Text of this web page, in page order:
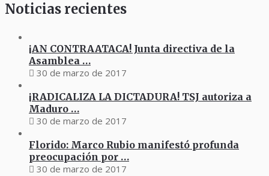
Noticias recientes
¡AN CONTRAATACA! Junta directiva de la
Asamblea …
30 de marzo de 2017
¡RADICALIZA LA DICTADURA! TSJ autoriza a
Maduro …
30 de marzo de 2017
Florido: Marco Rubio manifestó profunda
preocupación por …
30 de marzo de 2017